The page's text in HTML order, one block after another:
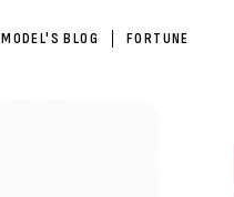
MODEL'S BLOG FORTUNE